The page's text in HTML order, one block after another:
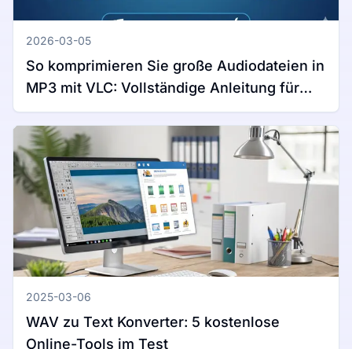
2026-03-05
So komprimieren Sie große Audiodateien in
MP3 mit VLC: Vollständige Anleitung für
Windows und Mac
2025-03-06
WAV zu Text Konverter: 5 kostenlose
Online-Tools im Test